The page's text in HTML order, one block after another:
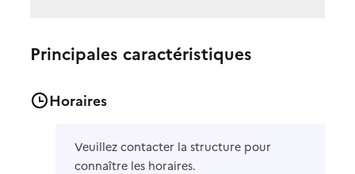
Principales caractéristiques
Horaires
Veuillez contacter la structure pour
connaître les horaires.